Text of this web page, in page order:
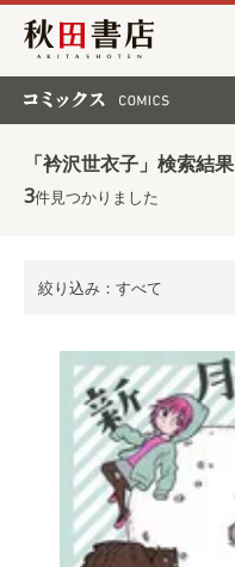
秋田書店
「衿沢世衣子」検索結果
3件見つかりました
絞り込み：すべて